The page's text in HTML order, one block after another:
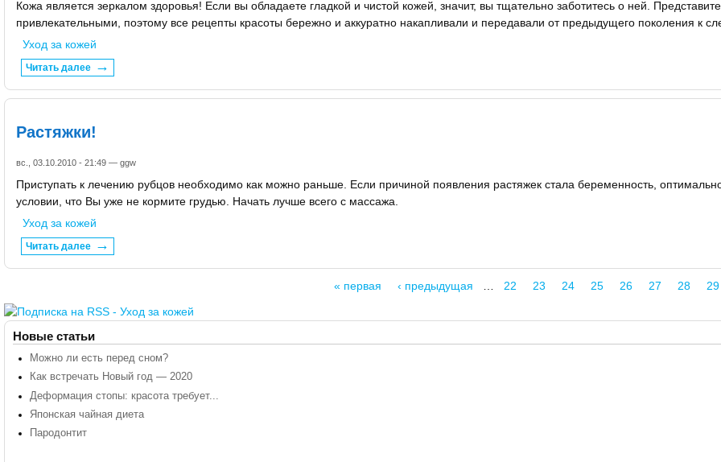
Кожа является зеркалом здоровья! Если вы обладаете гладкой и чистой кожей, значит, вы тщательно заботитесь о ней.
привлекательными, поэтому все рецепты красоты бережно и аккуратно накапливали и передавали от предыдущего поколения к
Уход за кожей
Читать далее
Растяжки!
вс., 03.10.2010 - 21:49 — ggw
Приступать к лечению рубцов необходимо как можно раньше. Если причиной появления растяжек стала беременность,
условии, что Вы уже не кормите грудью. Начать лучше всего с массажа.
Уход за кожей
Читать далее
Страницы
« первая ‹ предыдущая … 22 23 24 25 26 27 28 29
Новые статьи
Можно ли есть перед сном?
Как встречать Новый год — 2020
Деформация стопы: красота требует...
Японская чайная диета
Пародонтит